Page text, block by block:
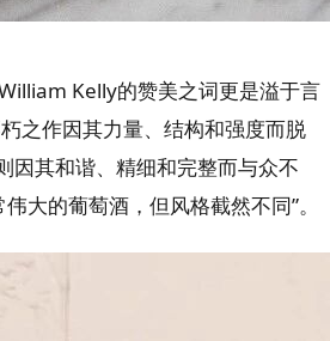
Kelly的赞美之词更是溢于言
之作因其力量、结构和强度而脱
因其和谐、精细和完整而与众不
大的葡萄酒，但风格截然不同”。